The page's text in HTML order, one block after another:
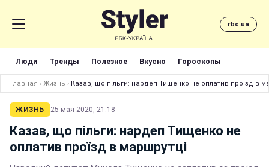
rbc.ua
Люди Тренды Полезное Вкусно Гороскопы
Главная › Жизнь › Казав, що пільги: нардеп Тищенко не оплатив проїзд в
ЖИЗНЬ 25 мая 2020, 21:18
Казав, що пільги: нардеп Тищенко не
оплатив проїзд в маршрутці